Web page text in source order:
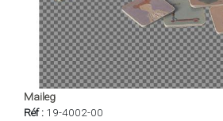
Maileg
Réf : 19-4002-00